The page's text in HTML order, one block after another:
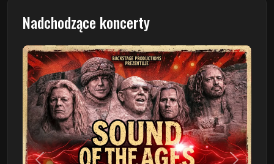
Nadchodzące koncerty